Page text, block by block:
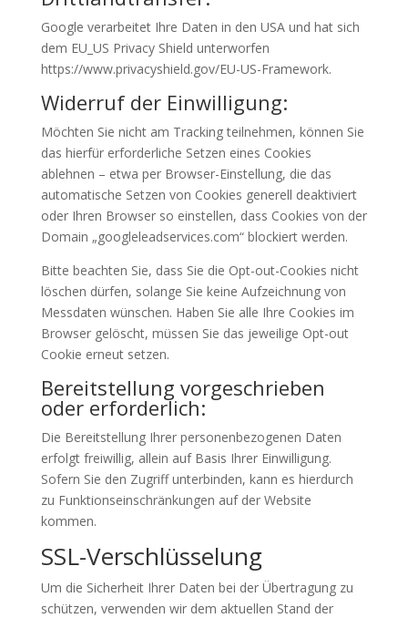
Google verarbeitet Ihre Daten in den USA und hat sich
dem EU_US Privacy Shield unterworfen
https://www.privacyshield.gov/EU-US-Framework.
Widerruf der Einwilligung:
Möchten Sie nicht am Tracking teilnehmen, können Sie
das hierfür erforderliche Setzen eines Cookies
ablehnen – etwa per Browser-Einstellung, die das
automatische Setzen von Cookies generell deaktiviert
oder Ihren Browser so einstellen, dass Cookies von der
Domain „googleleadservices.com“ blockiert werden.
Bitte beachten Sie, dass Sie die Opt-out-Cookies nicht
löschen dürfen, solange Sie keine Aufzeichnung von
Messdaten wünschen. Haben Sie alle Ihre Cookies im
Browser gelöscht, müssen Sie das jeweilige Opt-out
Cookie erneut setzen.
Bereitstellung vorgeschrieben
oder erforderlich:
Die Bereitstellung Ihrer personenbezogenen Daten
erfolgt freiwillig, allein auf Basis Ihrer Einwilligung.
Sofern Sie den Zugriff unterbinden, kann es hierdurch
zu Funktionseinschränkungen auf der Website
kommen.
SSL-Verschlüsselung
Um die Sicherheit Ihrer Daten bei der Übertragung zu
schützen, verwenden wir dem aktuellen Stand der